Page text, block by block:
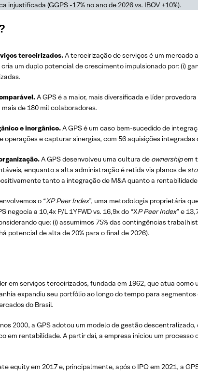
(GGPS -17% no ano de 2026 vs. IBOV +10%).
terceirizados.A terceirização de serviços é um mercado
um duplo potencial de crescimento impulsionado por: (i)
A GPS é a maior, mais diversificada e líder
de 180 mil colaboradores.
e inorgânico.A GPS é um caso bem-sucedido de
e capturar sinergias, com 56 aquisições integradas
A GPS desenvolveu uma cultura de ownershipem
enquanto a alta administração é retida via planos de
tanto a integração de M&A quanto a
o “XP Peer Index”, uma metodologia proprietária
negocia a 10,4x P/L 1YFWD vs. 16,9x do “XP Peer Index” e
que: (i) assumimos 75% das contingências
potencial de alta de 20% para o final de 2026).
em serviços terceirizados, fundada em 1962, que atua
expandiu seu portfólio ao longo do tempo para
do Brasil.
2000, a GPS adotou um modelo de gestão
em rentabilidade. A partir daí, a empresa iniciou um
equity em 2017 e, principalmente, após o IPO em 2021, a